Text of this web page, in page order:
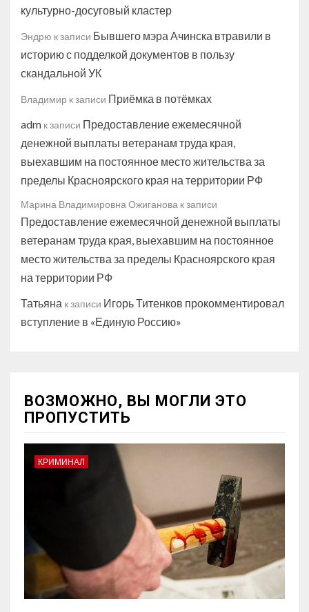
культурно-досуговый кластер
Эндрю к записи Бывшего мэра Ачинска втравили в
историю с подделкой документов в пользу
скандальной УК
Владимир к записи Приёмка в потёмках
adm к записи Предоставление ежемесячной
денежной выплаты ветеранам труда края,
выехавшим на постоянное место жительства за
пределы Красноярского края на территории РФ
Марина Владимировна Ожиганова к записи
Предоставление ежемесячной денежной выплаты
ветеранам труда края, выехавшим на постоянное
место жительства за пределы Красноярского края
на территории РФ
Татьяна к записи Игорь Титенков прокомментировал
вступление в «Единую Россию»
ВОЗМОЖНО, ВЫ МОГЛИ ЭТО
ПРОПУСТИТЬ
КРИМИНАЛ